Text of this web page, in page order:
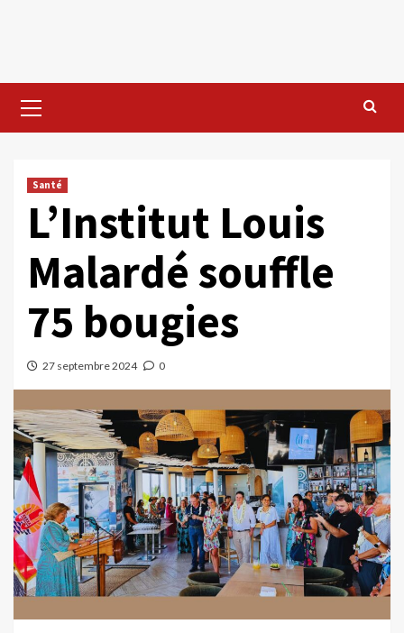
Menu
Santé
L’Institut Louis
Malardé souffle
75 bougies
27 septembre 2024 0